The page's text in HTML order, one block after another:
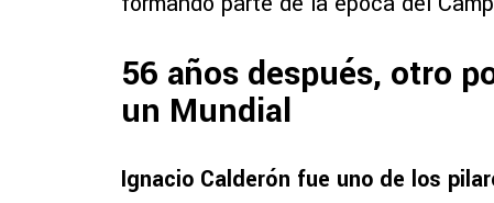
56 años después, otro
un Mundial
Ignacio Calderón fue uno de los